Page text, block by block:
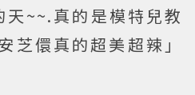
~~.真的是模特兒教
芝儇真的超美超辣」